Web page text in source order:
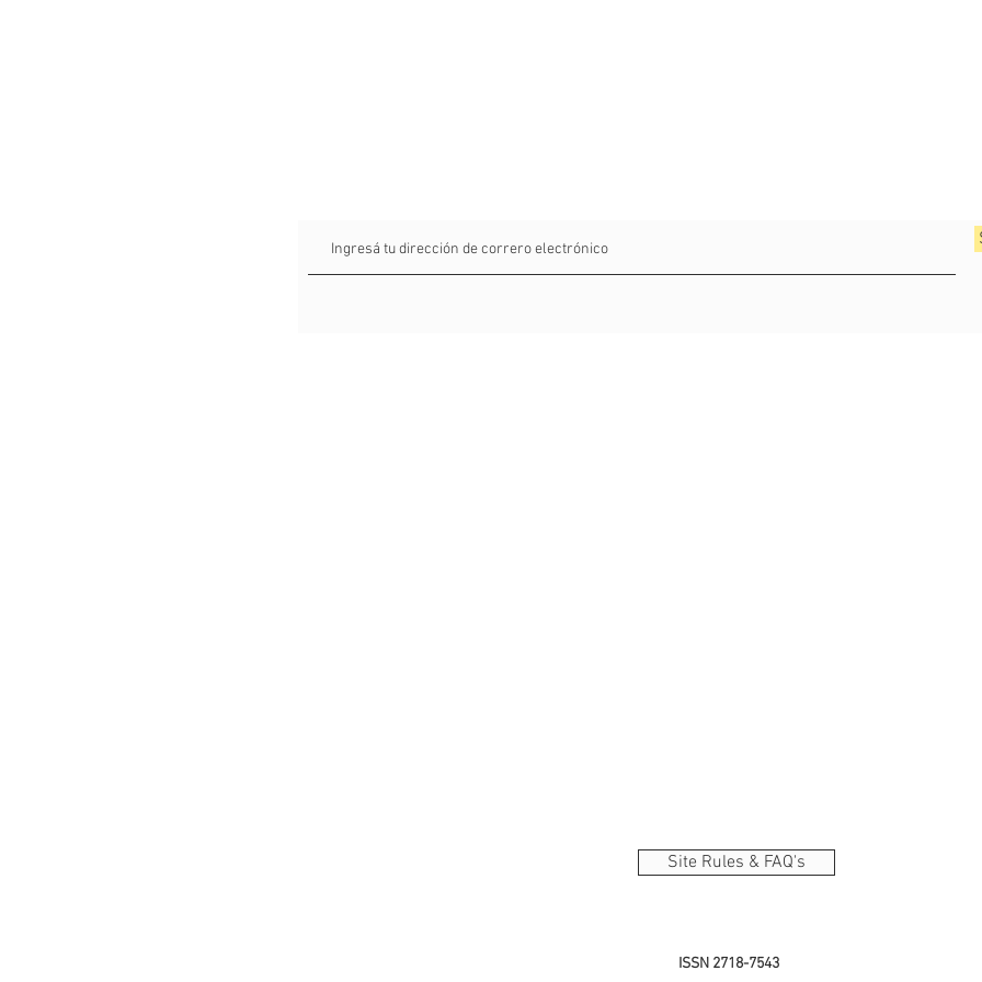
Site Rules & FAQ's
ISSN 2718-7543